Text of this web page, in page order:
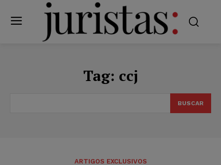
Tag: ccj
BUSCAR
ARTIGOS EXCLUSIVOS